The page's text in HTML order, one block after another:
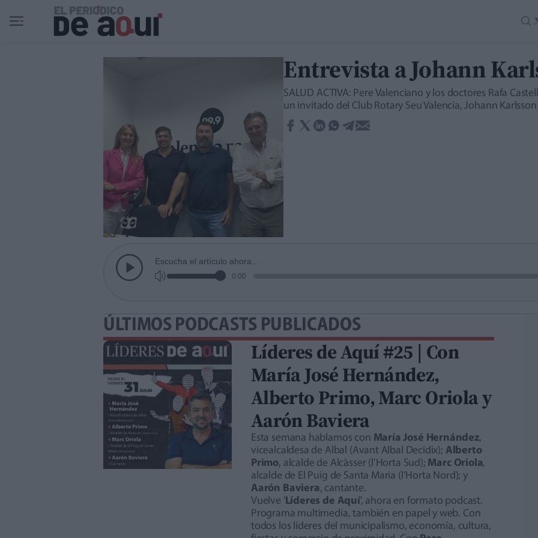
Ir al contenido principal
Entrevista a Johann
SALUD ACTIVA: Pere Valenciano y los doctores Rafa
un invitado del Club Rotary Seu Valencia, Johann Karlsson
Escucha el artículo ahora…
0:00
ÚLTIMOS PODCASTS PUBLICADOS
Líderes de Aquí #25 | Con
María José Hernández,
Alberto Primo, Marc Oriola y
Aarón Baviera
Esta semana hablamos con María José Hernández,
vicealcaldesa de Albal (Avant Albal Decidix); Alberto
Primo, alcalde de Alcàsser (l’Horta Sud); Marc Oriola,
alcalde de El Puig de Santa Maria (l’Horta Nord); y
Aarón Baviera, cantante.
Vuelve 'Líderes de Aquí', ahora en formato podcast.
Programa multimedia, también en papel y web. Con
todos los líderes del municipalismo, economía, cultura,